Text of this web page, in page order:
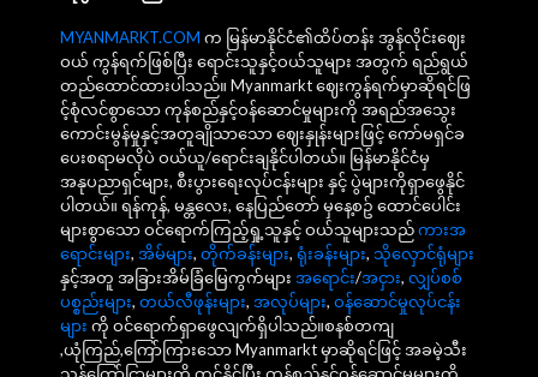
MYANMARKT.COM က မြန်မာနိုင်ငံ၏ထိပ်တန်း အွန်လိုင်းဈေး
ဝယ် ကွန်ရက်ဖြစ်ပြီး ရောင်းသူနှင့်ဝယ်သူများ အတွက် ရည်ရွယ်
တည်ထောင်ထားပါသည်။ Myanmarkt ဈေးကွန်ရက်မှာဆိုရင်ဖြ
င့်စုံလင်စွာသော ကုန်စည်နှင့်ဝန်ဆောင်မှုများကို အရည်အသွေး
ကောင်းမွန်မှုနှင့်အတူချိုသာသော ဈေးနှုန်းများဖြင့် ကော်မရှင်ခ
ပေးစရာမလိုပဲ ဝယ်ယူ/ရောင်းချနိုင်ပါတယ်။ မြန်မာနိုင်ငံမှ
အနုပညာရှင်များ, စီးပွားရေးလုပ်ငန်းများ နှင့် ပွဲများကိုရှာဖွေနိုင်
ပါတယ်။ ရန်ကုန်, မန္တလေး, နေပြည်တော် မှနေ့စဥ် ထောင်ပေါင်း
များစွာသော ဝင်ရောက်ကြည့်ရှု့သူနှင့် ဝယ်သူများသည်ကားအ
ရောင်းများ, အိမ်များ, တိုက်ခန်းများ, ရုံးခန်းများ, သိုလှောင်ရုံများ
နှင့်အတူ အခြားအိမ်ခြံမြေကွက်များ အရောင်း/အငှား, လျှပ်စစ်
ပစ္စည်းများ, တယ်လီဖုန်းများ, အလုပ်များ, ဝန်ဆောင်မှုလုပ်ငန်း
များ ကို ဝင်ရောက်ရှာဖွေလျက်ရှိပါသည်။စနစ်တကျ
,ယုံကြည်,ကြော်ကြားသော Myanmarkt မှာဆိုရင်ဖြင့် အခမဲ့သီး
သန့်ကြော်ငြာများကို တင်နိုင်ပြီး ကုန်စည်နှင့်ဝန်ဆောင်မှုများကို